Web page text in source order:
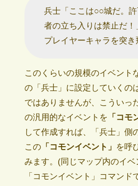
兵士「ここは○○城だ。
者の立ち入りは禁止だ！
プレイヤーキャラを突き
このくらいの規模のイベント
の「兵士」に設定していくの
ではありませんが、こういっ
の汎用的なイベントを 「コモ
して作成すれば、「兵士」側
この 「コモンイベント」 を呼
みます。(同じマップ内のイベ
「コモンイベント」コマンド